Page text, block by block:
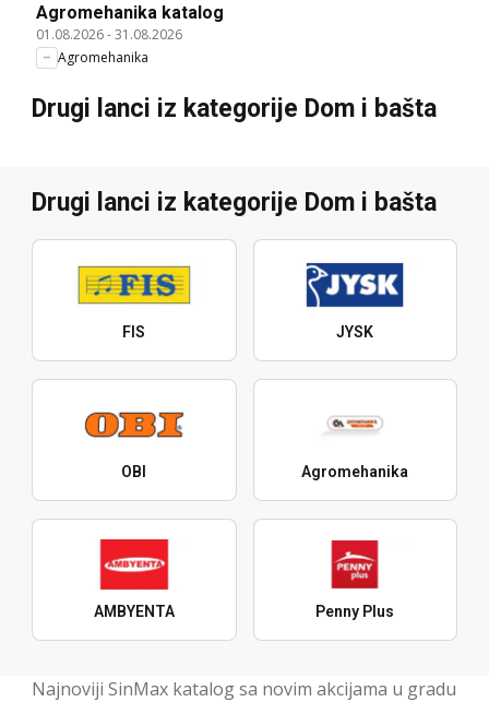
Agromehanika katalog
01.08.2026-31.08.2026
Agromehanika
Drugi lanci iz kategorije Dom i bašta
Drugi lanci iz kategorije Dom i bašta
FIS JYSK
OBI Agromehanika
AMBYENTA Penny Plus
Najnoviji SinMax katalog sa novim akcijama u gradu